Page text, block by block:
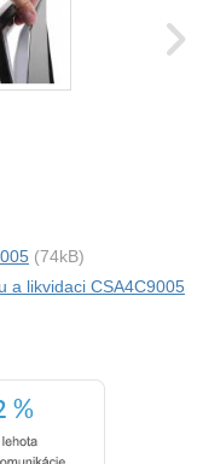
(74kB)
a likvidaci CSA4C9005